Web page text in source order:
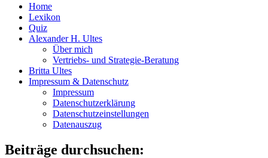
Home
Lexikon
Quiz
Alexander H. Ultes
Über mich
Vertriebs- und Strategie-Beratung
Britta Ultes
Impressum & Datenschutz
Impressum
Datenschutzerklärung
Datenschutzeinstellungen
Datenauszug
Beiträge durchsuchen: